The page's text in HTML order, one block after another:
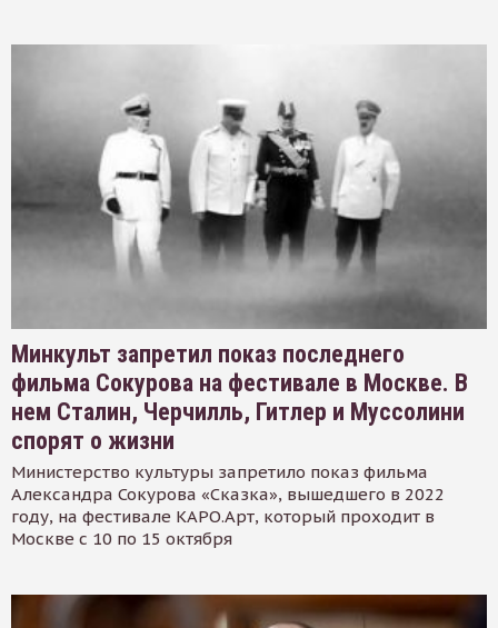
Минкульт запретил показ последнего
фильма Сокурова на фестивале в Москве. В
нем Сталин, Черчилль, Гитлер и Муссолини
спорят о жизни
Министерство культуры запретило показ фильма
Александра Сокурова «Сказка», вышедшего в 2022
году, на фестивале КАРО.Арт, который проходит в
Москве с 10 по 15 октября